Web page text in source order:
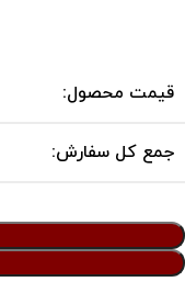
قیمت محصول:
جمع کل سفارش: